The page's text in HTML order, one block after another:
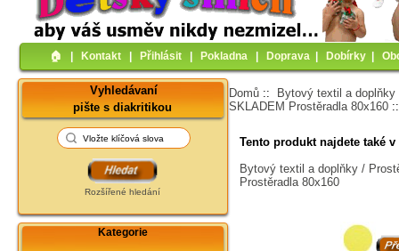
🏠︎ Kontakt Přihlásit Pokladna Doprava Dobírky
Vyhledávaní
pište s diakritikou
Rozšířené hledání
Kategorie
Domů :: Bytový textil a doplňky
SKLADEM Prostěradla 80x160
Tento produkt najdete také
Bytový textil a doplňky /
Prostěradla 80x160